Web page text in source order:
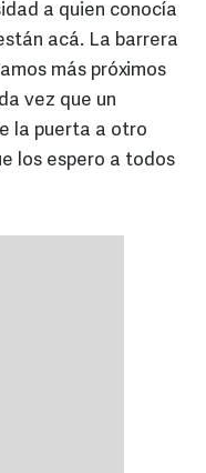
a quien conocía
acá. La barrera
más próximos
vez que un
la puerta a otro
los espero a todos